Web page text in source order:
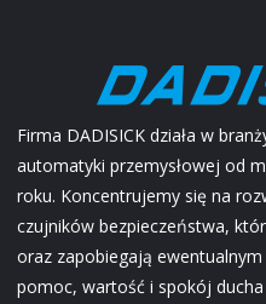
Firma DADISICK działa w
automatyki przemysłowej od
roku. Koncentrujemy się na
czujników bezpieczeństwa,
oraz zapobiegają
pomoc, wartość i spokój